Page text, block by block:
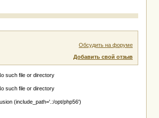
Обсудить на форуме
Добавить свой отзыв
such file or directory
such file or directory
(include_path='.:/opt/php56')